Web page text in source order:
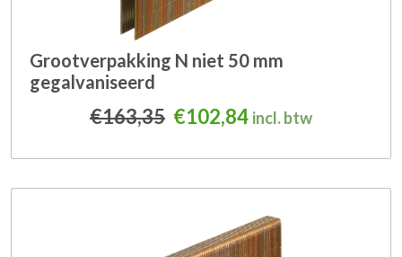
Grootverpakking N niet 50 mm
gegalvaniseerd
€163,35 Oorspronkelijke prijs
€102,84Huidige prijs is:
incl. btw